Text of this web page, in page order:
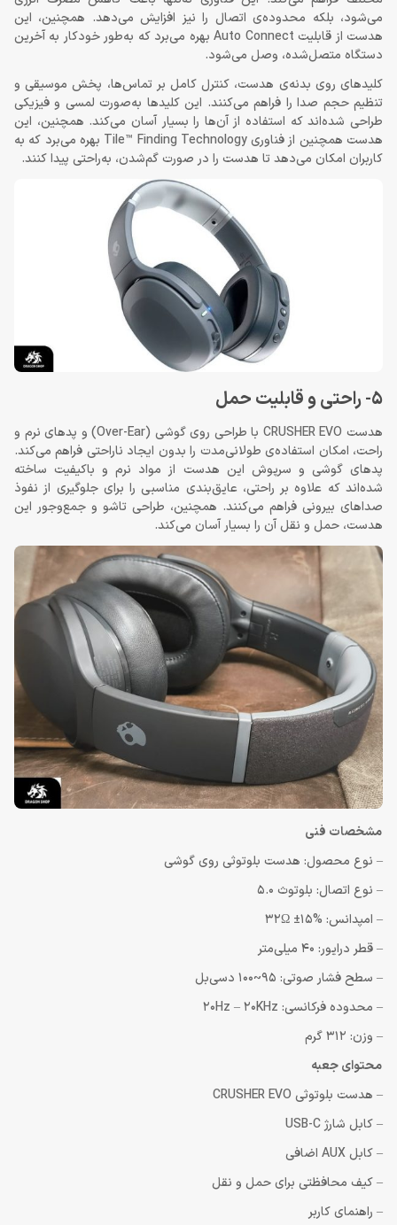
می‌شود، بلکه محدوده‌ی اتصال را نیز افزایش می‌دهد. همچنین، این
هدست از قابلیت Auto Connect بهره می‌برد که به‌طور خودکار به آخرین
دستگاه متصل‌شده، وصل می‌شود.
کلیدهای روی بدنه‌ی هدست، کنترل کامل بر تماس‌ها، پخش موسیقی و
تنظیم حجم صدا را فراهم می‌کنند. این کلیدها به‌صورت لمسی و فیزیکی
طراحی شده‌اند که استفاده از آن‌ها را بسیار آسان می‌کند. همچنین، این
هدست همچنین از فناوری Tile™ Finding Technology بهره می‌برد که به
کاربران امکان می‌دهد تا هدست را در صورت گم‌شدن، به‌راحتی پیدا کنند.
5- راحتی و قابلیت حمل
هدست CRUSHER EVO با طراحی روی گوشی (Over-Ear) و پدهای نرم و
راحت، امکان استفاده‌ی طولانی‌مدت را بدون ایجاد ناراحتی فراهم می‌کند.
پدهای گوشی و سرپوش این هدست از مواد نرم و باکیفیت ساخته
شده‌اند که علاوه بر راحتی، عایق‌بندی مناسبی را برای جلوگیری از نفوذ
صداهای بیرونی فراهم می‌کنند. همچنین، طراحی تاشو و جمع‌وجور این
هدست، حمل و نقل آن را بسیار آسان می‌کند.
مشخصات فنی
– نوع محصول: هدست بلوتوثی روی گوشی
– نوع اتصال: بلوتوث 5.0
– امپدانس: 32Ω ±15%
– قطر درایور: 40 میلی‌متر
– سطح فشار صوتی: 95~100 دسی‌بل
– محدوده فرکانسی: 20Hz – 20KHz
– وزن: 312 گرم
محتوای جعبه
– هدست بلوتوثی CRUSHER EVO
– کابل شارژ USB-C
– کابل AUX اضافی
– کیف محافظتی برای حمل و نقل
– راهنمای کاربر